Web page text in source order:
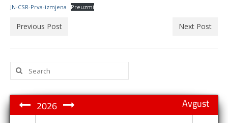
JN-CSR-Prva-izmjena Preuzmi
Previous Post Next Post
Search
for:
Avgust
2026